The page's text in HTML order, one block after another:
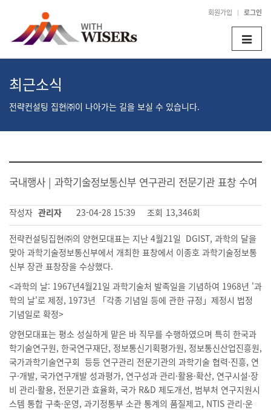
회원가입 로그인
Toggle
최근소식
전략컨설팅 집현㈜이 나아가는 길을 보실 수 있습니다.
국내행사 | 과학기술정보통신부 연구관리 전문기관 표창 수여
작성자 관리자 23-04-28 15:39 조회 13,346회
전략컨설팅집현㈜의 양현모대표는 지난 4월21일 DGIST, 과학의 달을
맞아 과학기술정보통신부에서 개최한 표창에서 이종호 과학기술정보통
신부 장관 표창장을 수상했다.
<과학의 날: 1967년4월21일 과학기술처 발족일을 기념하여 1968년 '과
학의 날'로 제정, 1973년 「각종 기념일 등에 관한 규정」제정시 법정
기념일로 확정>
양현모대표는 평소 성실하게 맡은 바 직무를 수행하였으며 특히 한국과
학기술연구원, 한국연구재단, 정보통신기획평가원, 정보통신산업진흥원,
국가과학기술연구회 등등 연구관리 전문기관의 과학기술 협력·진흥, 연
구·개발, 국가연구개발 성과평가, 연구성과 관리·활용·확산, 연구시설·장
비 관리·활용, 전문기관 효율화, 국가 R&D 제도개선, 범부처 연구지원시
스템 통합 구축·운영, 과기정통부 소관 통계의 품질제고, NTIS 관리·운